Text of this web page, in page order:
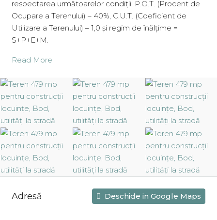
respectarea următoarelor condiții: P.O.T. (Procent de
Ocupare a Terenului) – 40%, C.U.T. (Coeficient de
Utilizare a Terenului) – 1,0 și regim de înălțime =
S+P+E+M.
Read More
Adresă Deschide in Google Maps